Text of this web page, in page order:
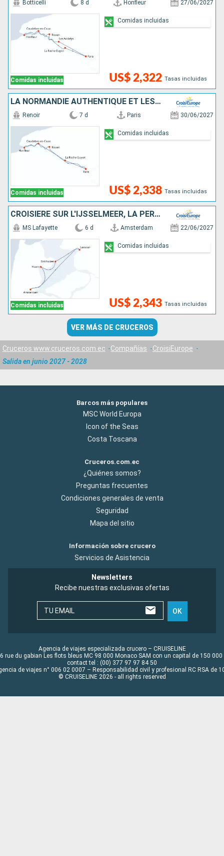
Comidas incluidas
Botticelli 8 d Honfleur 27/06/2027
US$ 2,322 Tasas incluidas
Comidas incluidas
LA NORMANDIE AUTHENTIQUE ET LES BOUCLES DE LA SEINE - VILLAGES DE CHARME, DÉCOUVERTES GOURMANDES ET GRANDS CLASSIQUES
Comidas incluidas
Renoir 7 d Paris 30/06/2027
US$ 2,338 Tasas incluidas
Comidas incluidas
CROISIÈRE SUR L'IJSSELMEER, LA PERLE DE LA HOLLANDE
Comidas incluidas
MS Lafayette 6 d Amsterdam 22/06/2027
US$ 2,343 Tasas incluidas
Comidas incluidas
VER MÁS DE CRUCEROS
Cruceros www.cruceros.com.ec Compañías
CroisiEurope
Salida en junio 2027 - 2028
Barcos más populares
MSC World Europa
Icon of the Seas
Costa Toscana
Cruceros.com.ec
¿Quiénes somos?
Preguntas frecuentes
Condiciones generales de venta
Seguridad
Mapa del sitio
Información sobre crucero
Servicios de Asistencia
Newsletters
Recibe nuestras exclusivas ofertas
TU EMAIL OK
Agencia de viajes especializada crucero – CRUISELINE
rue du gabian Les flots bleus MC 98 000 Monaco SAM con un capital de 150 000
contact tel : (00) 377 97 97 84 50
de viajes n° 006 02 0007 – Responsabilidad civil y profesional RC RSA de
© CRUISELINE 2026 - all rights reserved